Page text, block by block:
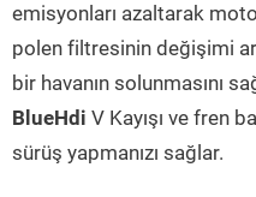
emisyonları azaltarak
polen filtresinin değişimi
bir havanın solunmasını
BlueHdi V Kayışı ve fren
sürüş yapmanızı sağlar.